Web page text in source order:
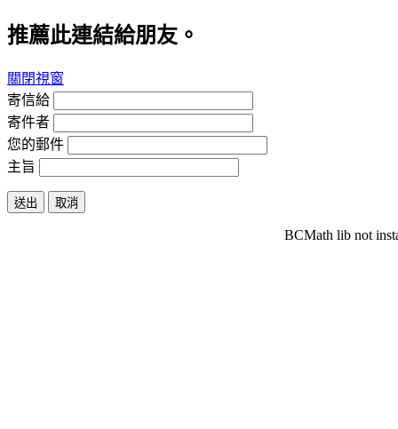
推薦此連結給朋友。
關閉視窗
寄信給
寄件者
您的郵件
主旨
送出 取消
BCMath lib not